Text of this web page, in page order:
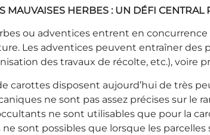
MAUVAISES HERBES : UN DÉFI
ou adventices entrent en
Les adventices peuvent entraîner
des travaux de récolte, etc.), voire
carottes disposent aujourd’hui de très
ne sont pas assez précises sur le
ne sont utilisables que pour la
ne sont possibles que lorsque les